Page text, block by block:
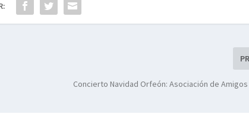
Concierto Navidad Orfeón: Asociación de